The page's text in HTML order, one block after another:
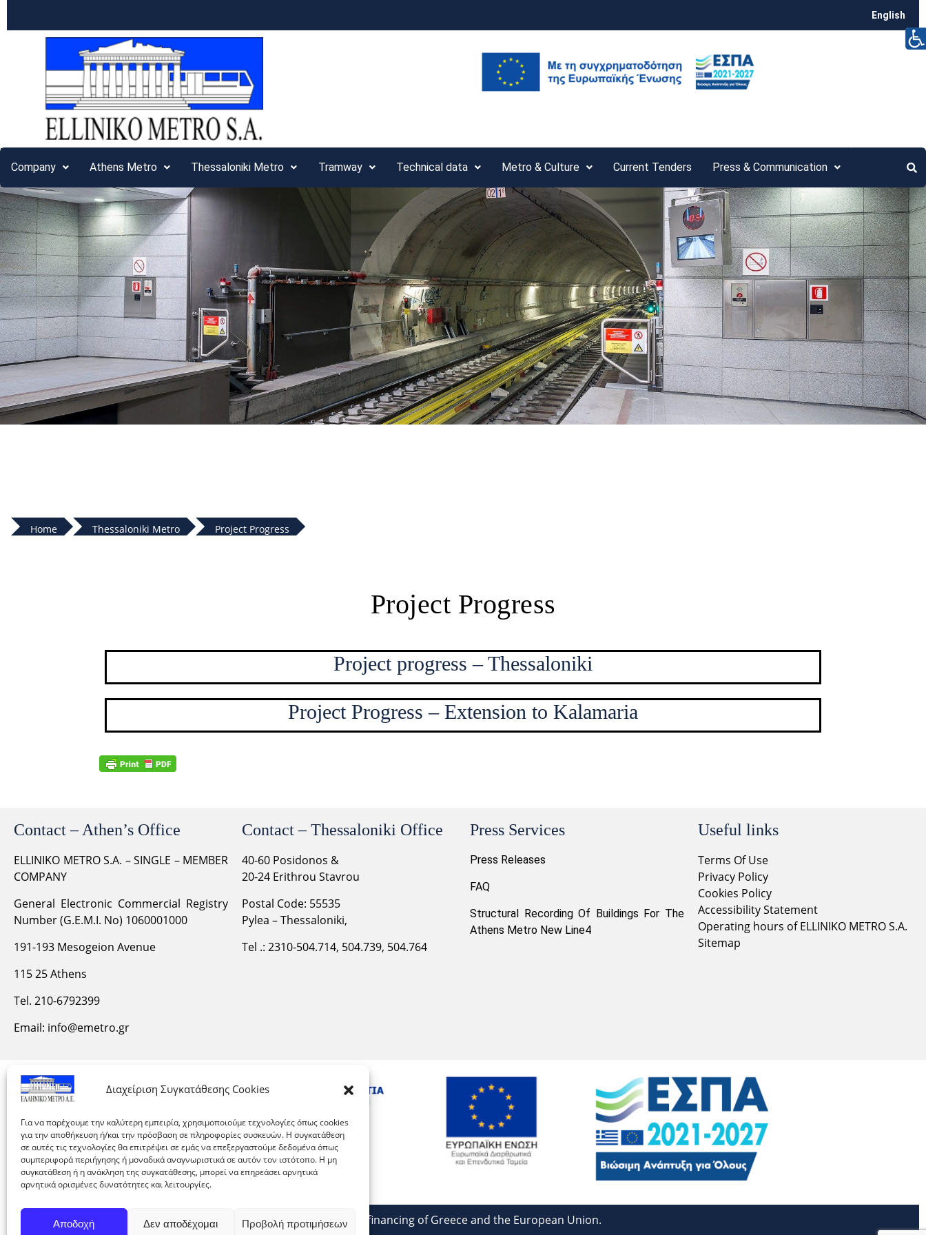
Διαχείριση Συγκατάθεσης Cookies
Για να παρέχουμε την καλύτερη εμπειρία, χρησιμοποιούμε τεχνολογίες όπως cookies
για την αποθήκευση ή/και την πρόσβαση σε πληροφορίες συσκευών. Η συγκατάθεση
σε αυτές τις τεχνολογίες θα επιτρέψει σε εμάς να επεξεργαστούμε δεδομένα όπως
συμπεριφορά περιήγησης ή μοναδικά αναγνωριστικά σε αυτόν τον ιστότοπο. Η μη
συγκατάθεση ή η ανάκληση της συγκατάθεσης, μπορεί να επηρεάσει αρνητικά
αρνητικά ορισμένες δυνατότητες και λειτουργίες.
Αποδοχή Δεν αποδέχομαι Προβολή προτιμήσεων
English
Company Athens Metro Thessaloniki Metro Tramway Technical data Metro & Culture Current Tenders Press & Communication
Home Thessaloniki Metro Project Progress
Project Progress
Project progress – Thessaloniki
Project Progress – Extension to Kalamaria
Contact – Athen’s Office
ELLINIKO METRO S.A. – SINGLE – MEMBER
COMPANY
General Electronic Commercial Registry
Number (G.E.M.I. No) 1060001000
191-193 Mesogeion Avenue
115 25 Athens
Tel. 210-6792399
Email: info@emetro.gr
Contact – Thessaloniki Office
40-60 Posidonos &
20-24 Erithrou Stavrou
Postal Code: 55535
Pylea – Thessaloniki,
Tel .: 2310-504.714, 504.739, 504.764
Press Services
Press Releases
FAQ
Structural Recording Of Buildings For The
Athens Metro New Line4
Useful links
Terms Of Use
Privacy Policy
Cookies Policy
Accessibility Statement
Operating hours of ELLINIKO METRO S.A.
Sitemap
With co-financing of Greece and the European Union.